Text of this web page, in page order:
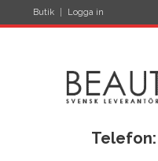
Butik Logga in
Telefon: